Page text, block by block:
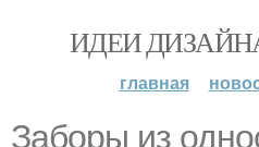
ИДЕИ
главная
Заборы из